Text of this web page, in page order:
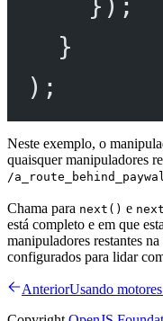
}
);
Neste exemplo, o
quaisquer manipuladores
/
Chama para next() e
está completo e em que
manipuladores restantes
configurados para lidar
AnteriorUsando